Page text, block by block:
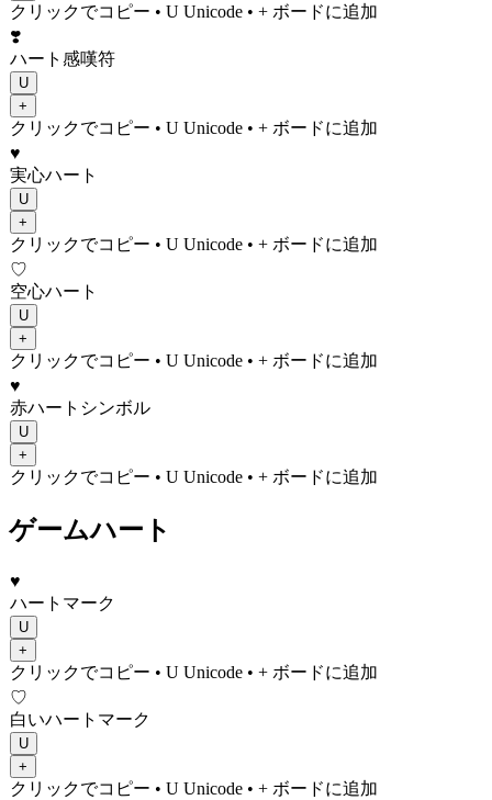
クリックでコピー • U Unicode • + ボードに追加
❣️
ハート感嘆符
U
+
クリックでコピー • U Unicode • + ボードに追加
♥
実心ハート
U
+
クリックでコピー • U Unicode • + ボードに追加
♡
空心ハート
U
+
クリックでコピー • U Unicode • + ボードに追加
♥️
赤ハートシンボル
U
+
クリックでコピー • U Unicode • + ボードに追加
ゲームハート
♥️
ハートマーク
U
+
クリックでコピー • U Unicode • + ボードに追加
♡
白いハートマーク
U
+
クリックでコピー • U Unicode • + ボードに追加